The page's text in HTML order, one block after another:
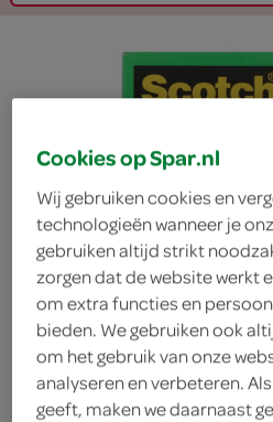
Cookies op Spar.nl
Wij gebruiken cookies en
technologieën wanneer je
gebruiken altijd strikt
zorgen dat de website werkt
om extra functies en
bieden. We gebruiken ook
om het gebruik van onze
analyseren en verbeteren.
geeft, maken we daarnaast